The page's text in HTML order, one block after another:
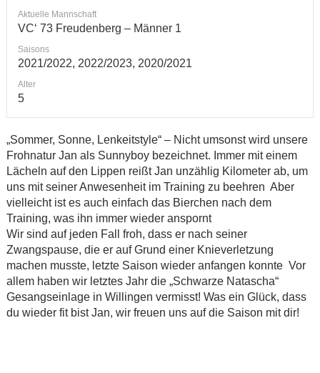
Aktuelle Mannschaft
VC‘ 73 Freudenberg – Männer 1
Saisons
2021/2022, 2022/2023, 2020/2021
Alter
5
„Sommer, Sonne, Lenkeitstyle“ – Nicht umsonst wird unsere
Frohnatur Jan als Sunnyboy bezeichnet. Immer mit einem
Lächeln auf den Lippen reißt Jan unzählig Kilometer ab, um
uns mit seiner Anwesenheit im Training zu beehren Aber
vielleicht ist es auch einfach das Bierchen nach dem
Training, was ihn immer wieder anspornt
Wir sind auf jeden Fall froh, dass er nach seiner
Zwangspause, die er auf Grund einer Knieverletzung
machen musste, letzte Saison wieder anfangen konnte Vor
allem haben wir letztes Jahr die „Schwarze Natascha“
Gesangseinlage in Willingen vermisst! Was ein Glück, dass
du wieder fit bist Jan, wir freuen uns auf die Saison mit dir!